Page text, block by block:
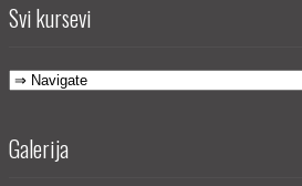
Svi kursevi
Galerija